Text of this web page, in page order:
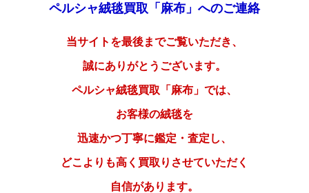
ペルシャ絨毯買取「麻布」へのご連絡
当サイトを最後までご覧いただき、
誠にありがとうございます。
ペルシャ絨毯買取「麻布」では、
お客様の絨毯を
迅速かつ丁寧に鑑定・査定し、
どこよりも高く買取りさせていただく
自信があります。